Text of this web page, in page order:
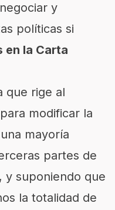
y
políticas si
en la Carta
que rige al
modificar la
mayoría
partes de
y suponiendo que
la totalidad de